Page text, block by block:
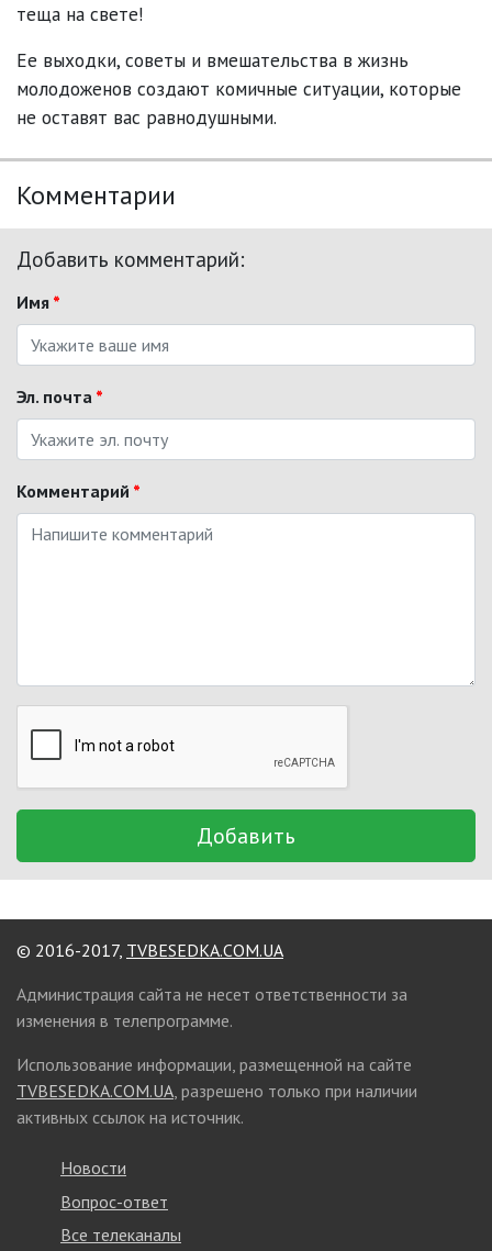
теща на свете!
Ее выходки, советы и вмешательства в жизнь
молодоженов создают комичные ситуации, которые
не оставят вас равнодушными.
Комментарии
Добавить комментарий:
Имя *
Эл. почта *
Комментарий *
Добавить
© 2016-2017, TVBESEDKA.COM.UA
Администрация сайта не несет ответственности за
изменения в телепрограмме.
Использование информации, размещенной на сайте
TVBESEDKA.COM.UA , разрешено только при наличии
активных ссылок на источник.
Новости
Вопрос-ответ
Все телеканалы